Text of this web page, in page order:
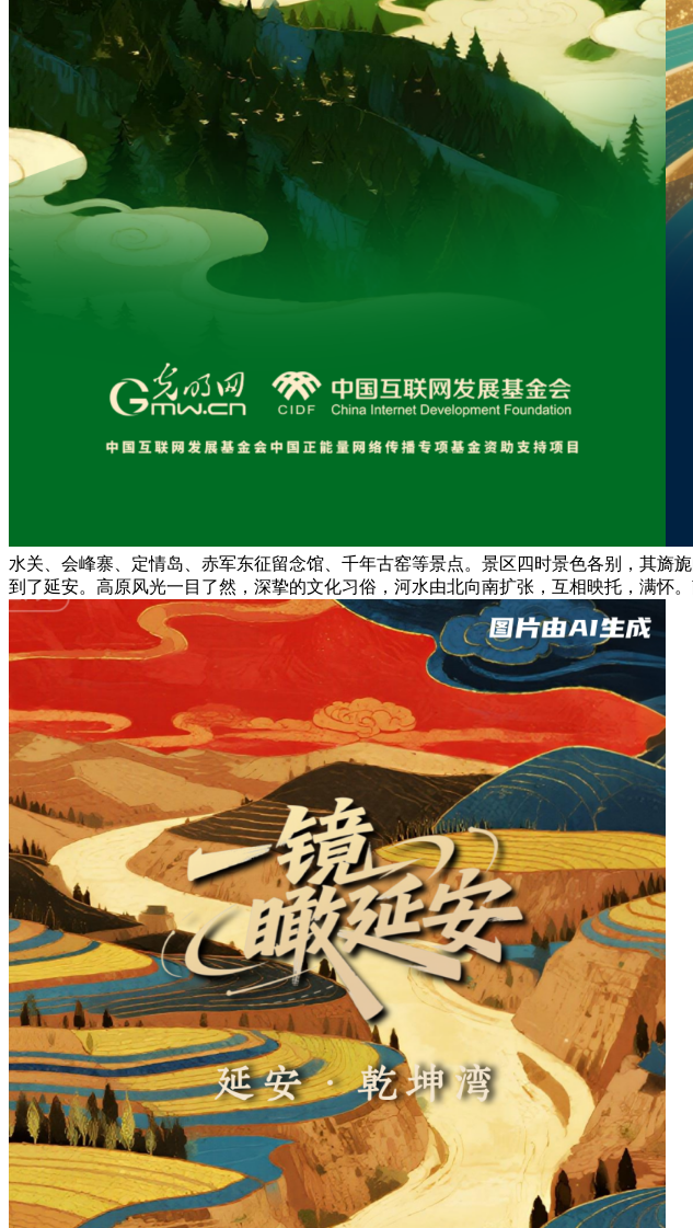
水关、会峰寨、定情岛、赤军东征留念馆、千年古窑等景点。景区四时景色各别，其
到了延安。高原风光一目了然，深挚的文化习俗，河水由北向南扩张，互相映托，满怀